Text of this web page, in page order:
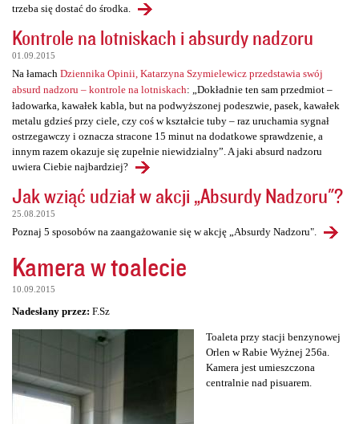
trzeba się dostać do środka.
Kontrole na lotniskach i absurdy nadzoru
01.09.2015
Na łamach Dziennika Opinii, Katarzyna Szymielewicz przedstawia swój
absurd nadzoru – kontrole na lotniskach: „Dokładnie ten sam przedmiot –
ładowarka, kawałek kabla, but na podwyższonej podeszwie, pasek, kawałek
metalu gdzieś przy ciele, czy coś w kształcie tuby – raz uruchamia sygnał
ostrzegawczy i oznacza stracone 15 minut na dodatkowe sprawdzenie, a
innym razem okazuje się zupełnie niewidzialny”. A jaki absurd nadzoru
uwiera Ciebie najbardziej?
Jak wziąć udział w akcji „Absurdy Nadzoru"?
25.08.2015
Poznaj 5 sposobów na zaangażowanie się w akcję „Absurdy Nadzoru".
Kamera w toalecie
10.09.2015
Nadesłany przez: F.Sz
Toaleta przy stacji benzynowej
Orlen w Rabie Wyżnej 256a.
Kamera jest umieszczona
centralnie nad pisuarem.